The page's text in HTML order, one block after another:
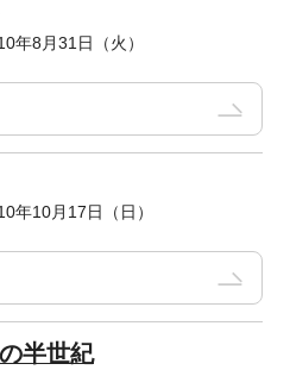
年8月31日（火）
年10月17日（日）
半世紀